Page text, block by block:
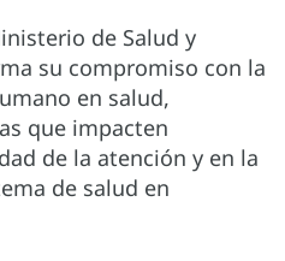
de Salud y
su compromiso con la
en salud,
que impacten
de la atención y en la
de salud en